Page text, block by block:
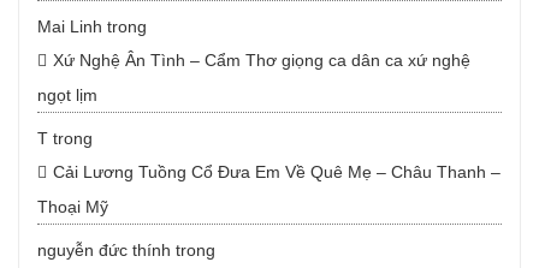
Mai Linh trong
Xứ Nghệ Ân Tình – Cẩm Thơ giọng ca dân ca xứ nghệ
ngọt lịm
T trong
Cải Lương Tuồng Cổ Đưa Em Về Quê Mẹ – Châu Thanh –
Thoại Mỹ
nguyễn đức thính trong